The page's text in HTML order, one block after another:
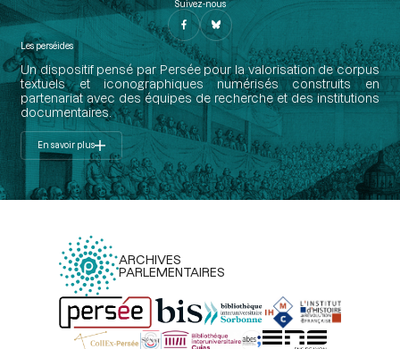
Suivez-nous
Les perséides
Un dispositif pensé par Persée pour la valorisation de corpus
textuels et iconographiques numérisés construits en
partenariat avec des équipes de recherche et des institutions
documentaires.
En savoir plus
ARCHIVES
PARLEMENTAIRES